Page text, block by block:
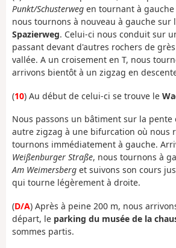
Punkt/Schusterweg en tournant à gauche
nous tournons à nouveau à gauche sur
Spazierweg. Celui-ci nous conduit sur
passant devant d'autres rochers de
vallée. A un croisement en T, nous
arrivons bientôt à un zigzag en
(10) Au début de celui-ci se trouve le
Nous passons un bâtiment sur la
autre zigzag à une bifurcation où nous
tournons immédiatement à gauche.
Weißenburger Straße, nous tournons à
Am Weimersberg et suivons son cours
qui tourne légèrement à droite.
(D/A) Après à peine 200 m, nous
départ, le parking du musée de la
sommes partis.